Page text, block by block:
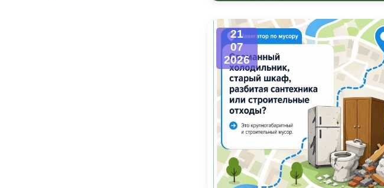
Открытые данные
Информация о результатах
проверок
21
07
2026